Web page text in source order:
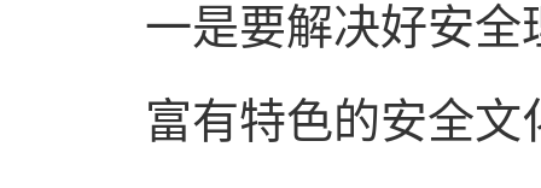
一是要解决好安
富有特色的安全